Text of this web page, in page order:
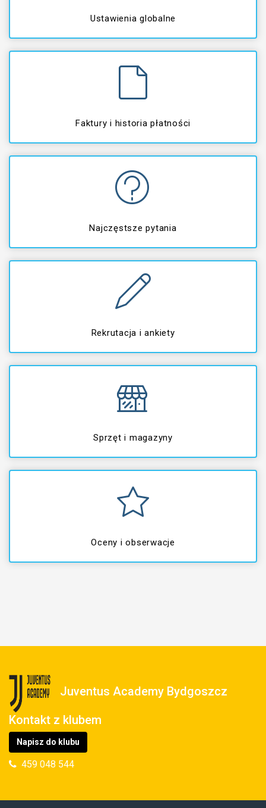
Ustawienia globalne
Faktury i historia płatności
Najczęstsze pytania
Rekrutacja i ankiety
Sprzęt i magazyny
Oceny i obserwacje
Juventus Academy Bydgoszcz
Kontakt z klubem
Napisz do klubu
459 048 544